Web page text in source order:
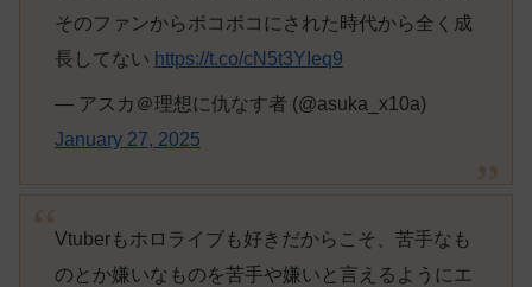
そのファンからボコボコにされた時代から全く成
長してない https://t.co/cN5t3YIeq9
— アスカ＠理想に仇なす者 (@asuka_x10a)
January 27, 2025
Vtuberもホロライブも好きだからこそ、苦手なも
のとか嫌いなものを苦手や嫌いと言えるようにエ